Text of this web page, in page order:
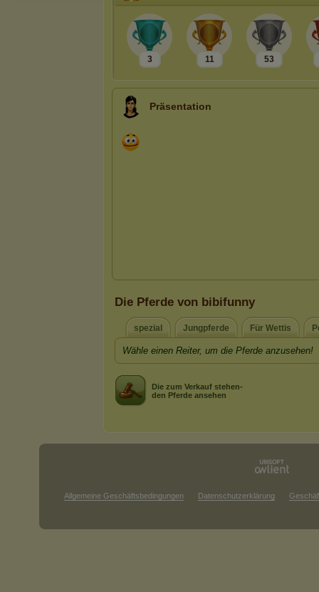
3 11 53
Präsentation
Die Pferde von bibifunny
spezial Jungpferde Für Wettis
Wähle einen Reiter, um die Pferde anzusehen!
Die zum Verkauf stehen-
den Pferde ansehen
Allgemeine Geschäftsbedingungen Datenschutzerklärung